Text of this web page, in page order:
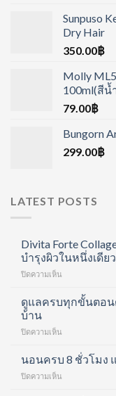
Sunpuso
Dry Hair
350.00฿
Molly
100ml(สีน้
79.00฿
Bungorn
299.00฿
LATEST POSTS
Divita Forte
บำรุงผิวในหนึ่งเดียว
ปิดความเห็น
Collagen
คอ
ลา
ช็อต
ดูแลครบทุกขั้นตอนด้
บ้าน
ปิดความเห็น
ครบ
ขั้น
นอนครบ 8 ชั่วโมง
ปิดความเห็น